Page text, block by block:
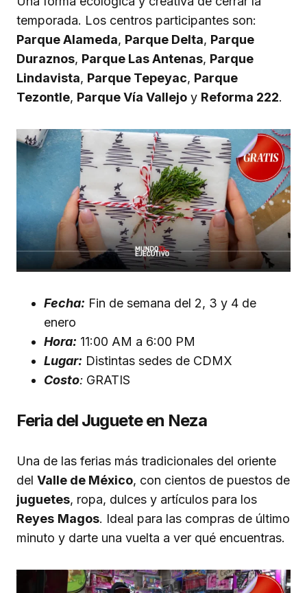
temporada. Los centros participantes son:
Parque Alameda, Parque Delta, Parque
Duraznos, Parque Las Antenas, Parque
Lindavista, Parque Tepeyac, Parque
Tezontle, Parque Vía Vallejo y Reforma 222.
Fecha: Fin de semana del 2, 3 y 4 de
enero
Hora: 11:00 AM a 6:00 PM
Lugar: Distintas sedes de CDMX
Costo: GRATIS
Feria del Juguete en Neza
Una de las ferias más tradicionales del oriente
del Valle de México, con cientos de puestos de
juguetes, ropa, dulces y artículos para los
Reyes Magos. Ideal para las compras de último
minuto y darte una vuelta a ver qué encuentras.